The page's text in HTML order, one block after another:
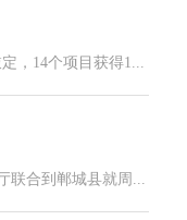
，14个项目获得1...
联合到郸城县就周...